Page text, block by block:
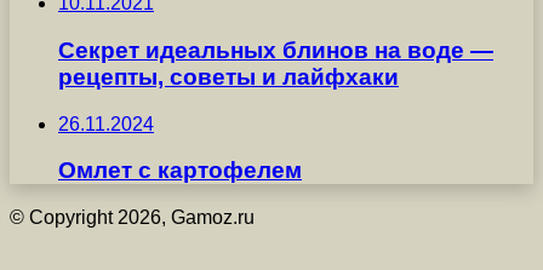
Секрет идеальных блинов на воде —
рецепты, советы и лайфхаки
26.11.2024
Омлет с картофелем
© Copyright 2026, Gamoz.ru